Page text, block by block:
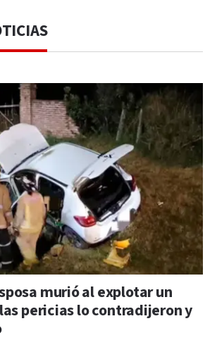
murió al explotar un
pericias lo contradijeron y